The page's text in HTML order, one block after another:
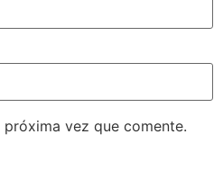
vez que comente.